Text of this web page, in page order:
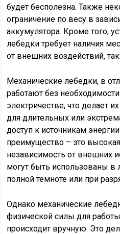
будет бесполезна. Также
ограничение по весу в
аккумулятора. Кроме того,
лебедки требует наличия
от внешних воздействий,
Механические лебедки, в
работают без
электричестве, что делает
для длительных или
доступ к источникам
преимущество – это
независимость от внешних
могут быть использованы
полной темноте или при
Однако механические
физической силы для
происходит вручную. Это